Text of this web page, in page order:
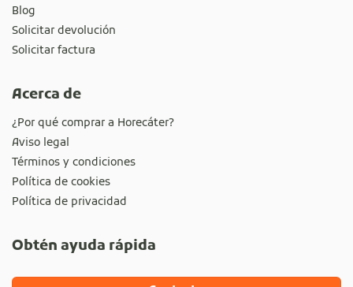
Blog
Solicitar devolución
Solicitar factura
Acerca de
¿Por qué comprar a Horecáter?
Aviso legal
Términos y condiciones
Política de cookies
Política de privacidad
Obtén ayuda rápida